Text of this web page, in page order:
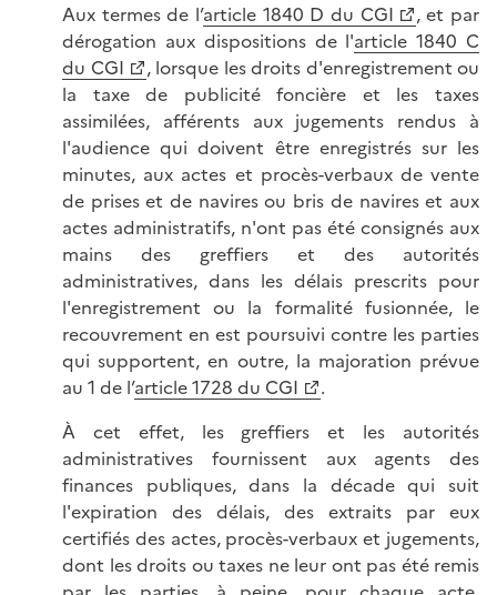
Aux termes de l’article 1840 D du CGI
, et par
dérogation aux dispositions de l'article 1840 C
du CGI
, lorsque les droits d'enregistrement ou
la taxe de publicité foncière et les taxes
assimilées, afférents aux jugements rendus à
l'audience qui doivent être enregistrés sur les
minutes, aux actes et procès-verbaux de vente
de prises et de navires ou bris de navires et aux
actes administratifs, n'ont pas été consignés aux
mains des greffiers et des autorités
administratives, dans les délais prescrits pour
l'enregistrement ou la formalité fusionnée, le
recouvrement en est poursuivi contre les parties
qui supportent, en outre, la majoration prévue
au 1 de l’article 1728 du CGI
.
À cet effet, les greffiers et les autorités
administratives fournissent aux agents des
finances publiques, dans la décade qui suit
l'expiration des délais, des extraits par eux
certifiés des actes, procès-verbaux et jugements,
dont les droits ou taxes ne leur ont pas été remis